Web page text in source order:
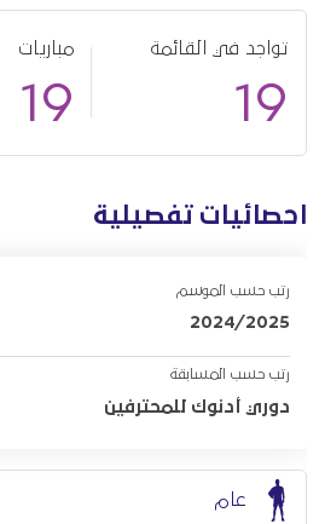
تواجد في القائمة
19
مباريات
19
احصائيات تفصيلية
رتب حسب الموسم
2024/2025
رتب حسب المسابقة
دوري أدنوك للمحترفين
عام